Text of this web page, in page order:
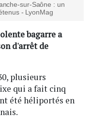
sur-Saône : un
- LyonMag
bagarre a
d'arrêt de
plusieurs
qui a fait cinq
été héliportés en